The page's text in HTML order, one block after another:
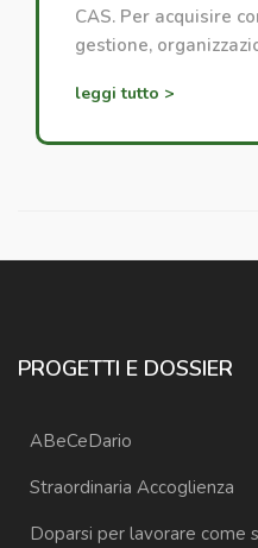
CAS. Per acquisire
gestione,
leggi tutto >
PROGETTI E DOSSIER
ABeCeDario
Straordinaria Accoglienza
Doparsi per lavorare come